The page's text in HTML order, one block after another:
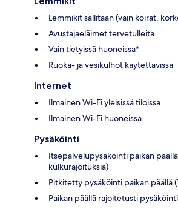
Lemmikit sallitaan (vain koirat,
Avustajaeläimet tervetulleita
Vain tietyissä huoneissa*
Ruoka- ja vesikulhot käytettävissä
Internet
Ilmainen Wi-Fi yleisissä tiloissa
Ilmainen Wi-Fi huoneissa
Pysäköinti
Itsepalvelupysäköinti paikan
kulkurajoituksia)
Pitkitetty pysäköinti paikan päällä
Paikan päällä rajoitetusti